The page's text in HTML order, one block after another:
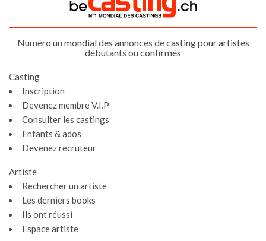
Numéro un mondial des annonces de casting pour artistes
débutants ou confirmés
Casting
Inscription
Devenez membre V.I.P
Consulter les castings
Enfants & ados
Devenez recruteur
Artiste
Rechercher un artiste
Les derniers books
Ils ont réussi
Espace artiste